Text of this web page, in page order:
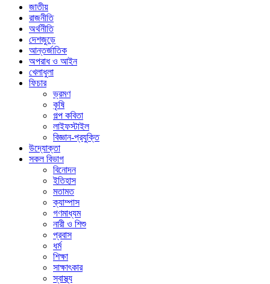
জাতীয়
রাজনীতি
অর্থনীতি
দেশজুড়ে
আন্তর্জাতিক
অপরাধ ও আইন
খেলাধুলা
ফিচার
ভ্রমণ
কৃষি
গল্প ক‌বিতা
লাইফস্টাইল
বিজ্ঞান-প্রযুক্তি
উদ্যোক্তা
সকল বিভাগ
বিনোদন
ইতিহাস
মতামত
ক্যাম্পাস
গণমাধ্যম
নারী ও শিশু
প্রবাস
ধর্ম
শিক্ষা
সাক্ষাৎকার
স্বাস্থ্য